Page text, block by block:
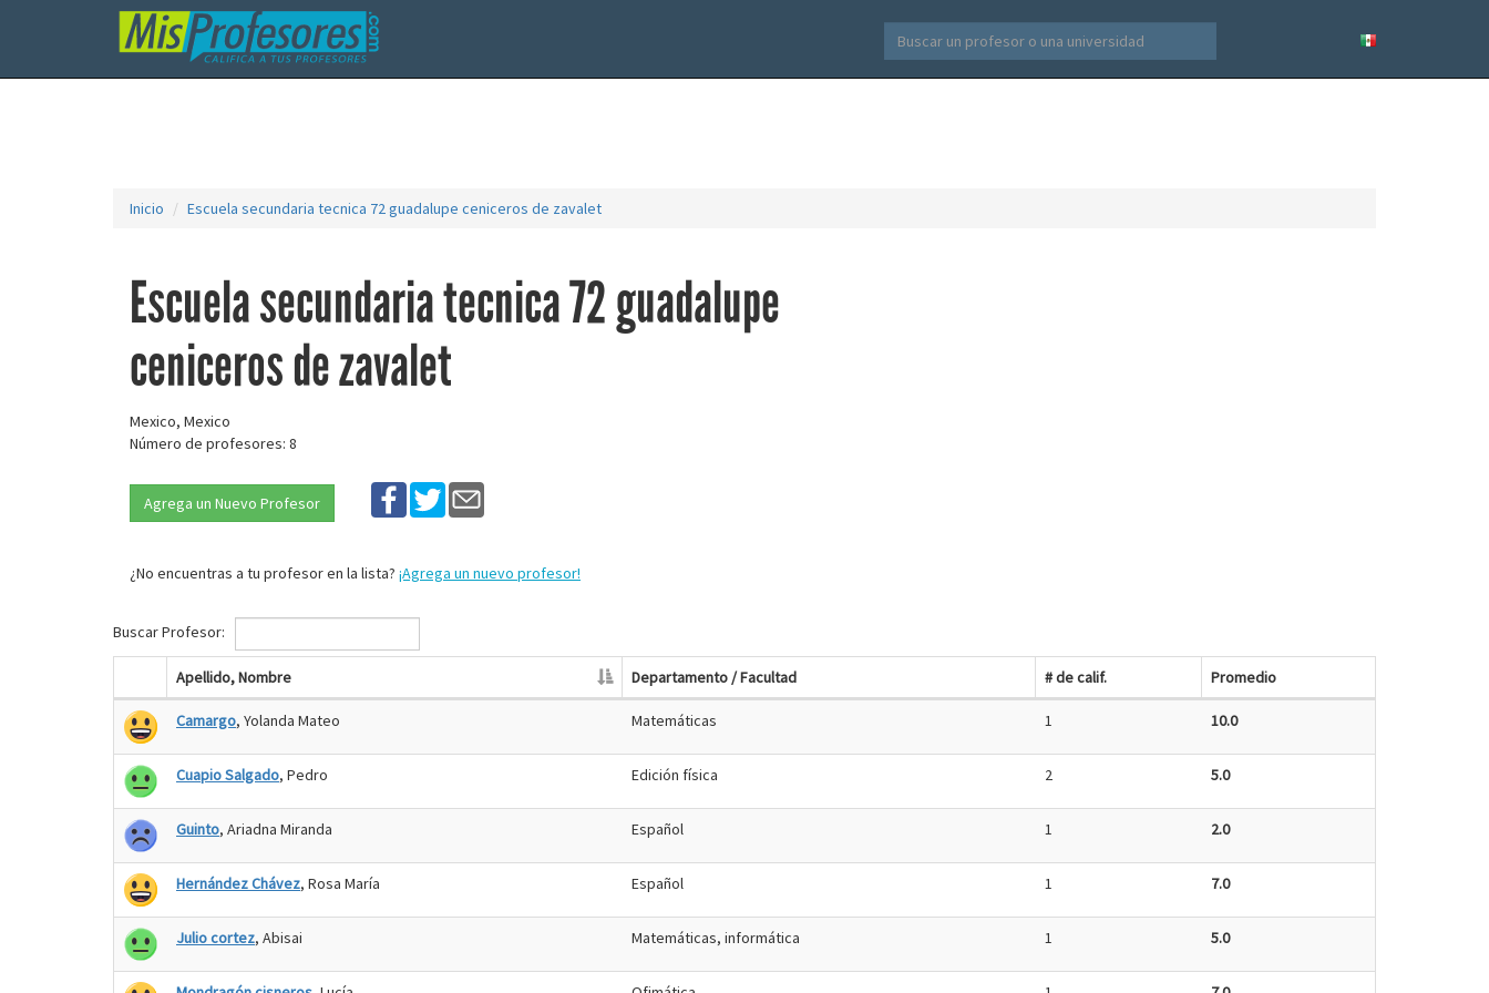
Inicio Escuela secundaria tecnica 72 guadalupe ceniceros de zavalet
Escuela secundaria tecnica 72 guadalupe
ceniceros de zavalet
Mexico, Mexico
Número de profesores: 8
Agrega un Nuevo Profesor
¿No encuentras a tu profesor en la lista? ¡Agrega un nuevo profesor!
Buscar Profesor:
Apellido, Nombre Departamento / Facultad # de calif. Promedio
Camargo, Yolanda Mateo Matemáticas 1 10.0
Cuapio Salgado, Pedro Edición física 2 5.0
Guinto, Ariadna Miranda Español 1 2.0
Hernández Chávez, Rosa María Español 1 7.0
Julio cortez, Abisai Matemáticas, informática 1 5.0